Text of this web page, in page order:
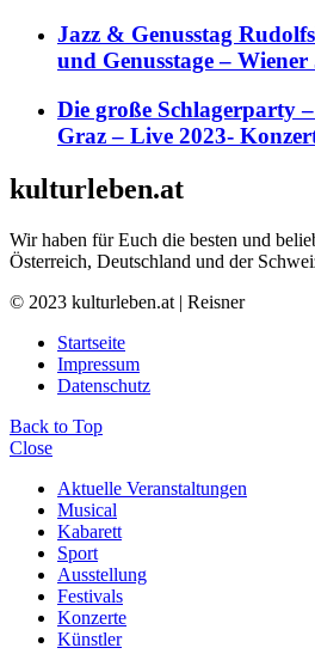
Jazz & Genusstag
und Genusstage – Wiener
Die große Schlagerparty
Graz – Live 2023-
kulturleben.at
Wir haben für Euch die besten und
Österreich, Deutschland und der
© 2023 kulturleben.at | Reisner
Startseite
Impressum
Datenschutz
Back to Top
Close
Aktuelle Veranstaltungen
Musical
Kabarett
Sport
Ausstellung
Festivals
Konzerte
Künstler